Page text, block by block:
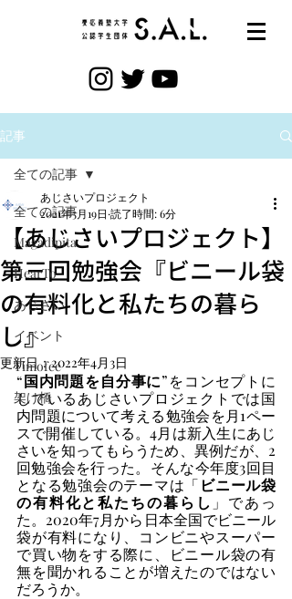
記事
全ての記事
Magadipita
HearTo
あじさい
イベント
Timofee
架け橋
全ての記事
【あじさいプロジェクト】
第三回勉強会『ビニール袋
の有料化と私たちの暮ら
し』
あじさいプロジェクト
2021年5月19日 読了時間: 6分
更新日：2022年4月3日
“国内問題を自分事に”をコンセプトに
しているあじさいプロジェクトでは国
内問題について考える勉強会を月1ペー
スで開催している。4月は新入生にあじ
さいを知ってもらうため、異例だが、2
回勉強会を行った。そんな今年度3回目
となる勉強会のテーマは「 ビニール袋
の有料化と私たちの暮らし 」であっ
た。2020年7月から日本全国でビニール
袋が有料になり、コンビニやスーパー
で買い物をする際に、ビニール袋の有
無を聞かれることが増えたのではない
だろうか。